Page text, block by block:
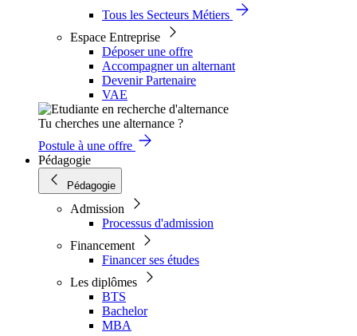
Tous les Secteurs Métiers
Espace Entreprise
Déposer une offre
Accompagner un alternant
Devenir Partenaire
VAE
Tu cherches une alternance ?
Postule à une offre
Pédagogie
Pédagogie
Admission
Processus d'admission
Financement
Financer ses études
Les diplômes
BTS
Bachelor
MBA